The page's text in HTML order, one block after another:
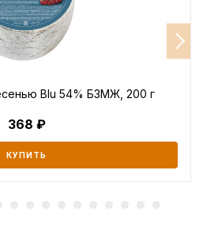
Blu 54% БЗМЖ, 200 г
368
КУПИТЬ